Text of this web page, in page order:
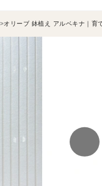
オリーブ 鉢植え アルベキナ｜